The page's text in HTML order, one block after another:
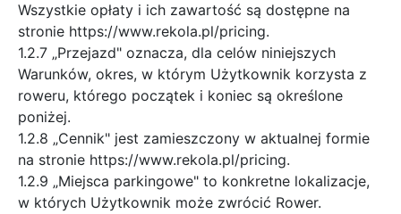
Wszystkie opłaty i ich zawartość są dostępne na
stronie https://www.rekola.pl/pricing.
1.2.7 „Przejazd" oznacza, dla celów niniejszych
Warunków, okres, w którym Użytkownik korzysta z
roweru, którego początek i koniec są określone
poniżej.
1.2.8 „Cennik" jest zamieszczony w aktualnej formie
na stronie https://www.rekola.pl/pricing.
1.2.9 „Miejsca parkingowe" to konkretne lokalizacje,
w których Użytkownik może zwrócić Rower.